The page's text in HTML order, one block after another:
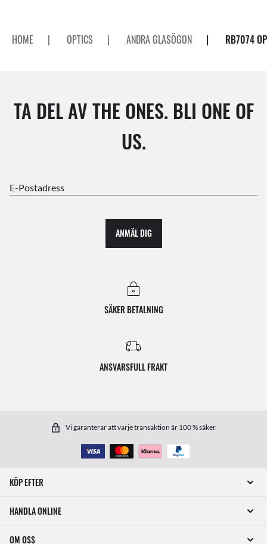
HOME | OPTICS | ANDRA GLASÖGON | RB7074
TA DEL AV THE ONES. BLI ONE OF
US.
E-Postadress
ANMÄL DIG
SÄKER BETALNING
ANSVARSFULL FRAKT
Vi garanterar att varje transaktion är 100 % säker.
KÖP EFTER
HANDLA ONLINE
OM OSS